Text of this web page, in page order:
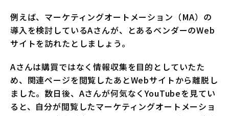
例えば、マーケティングオートメーション（MA）の
導入を検討しているAさんが、とあるベンダーのWeb
サイトを訪れたとしましょう。
Aさんは購買ではなく情報収集を目的としていたた
め、関連ページを閲覧したあとWebサイトから離脱し
ました。数日後、Aさんが何気なくYouTubeを見てい
ると、自分が閲覧したマーケティングオートメーショ